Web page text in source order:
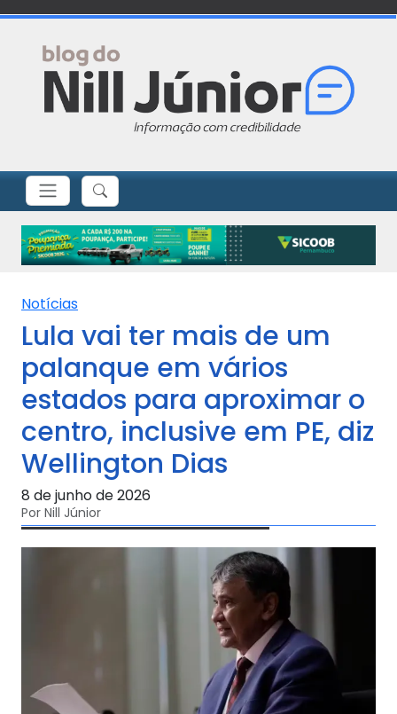
Notícias
Lula vai ter mais de um
palanque em vários
estados para aproximar o
centro, inclusive em PE, diz
Wellington Dias
8 de junho de 2026
Por Nill Júnior